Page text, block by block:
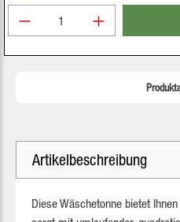
Produkt Anzahl: Gib den
Artikelbeschreibung
Diese Wäschetonne bietet